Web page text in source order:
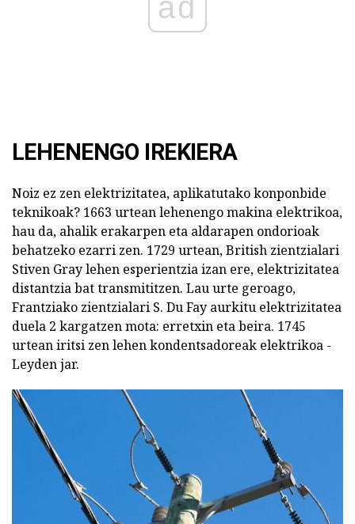
ad
LEHENENGO IREKIERA
Noiz ez zen elektrizitatea, aplikatutako konponbide
teknikoak? 1663 urtean lehenengo makina elektrikoa,
hau da, ahalik erakarpen eta aldarapen ondorioak
behatzeko ezarri zen. 1729 urtean, British zientzialari
Stiven Gray lehen esperientzia izan ere, elektrizitatea
distantzia bat transmititzen. Lau urte geroago,
Frantziako zientzialari S. Du Fay aurkitu elektrizitatea
duela 2 kargatzen mota: erretxin eta beira. 1745
urtean iritsi zen lehen kondentsadoreak elektrikoa -
Leyden jar.